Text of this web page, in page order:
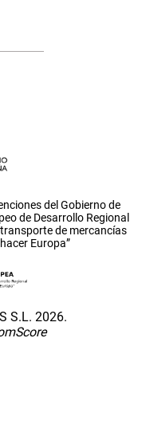
del Gobierno de
de Desarrollo Regional
de mercancías
Europa”
S.L. 2026.